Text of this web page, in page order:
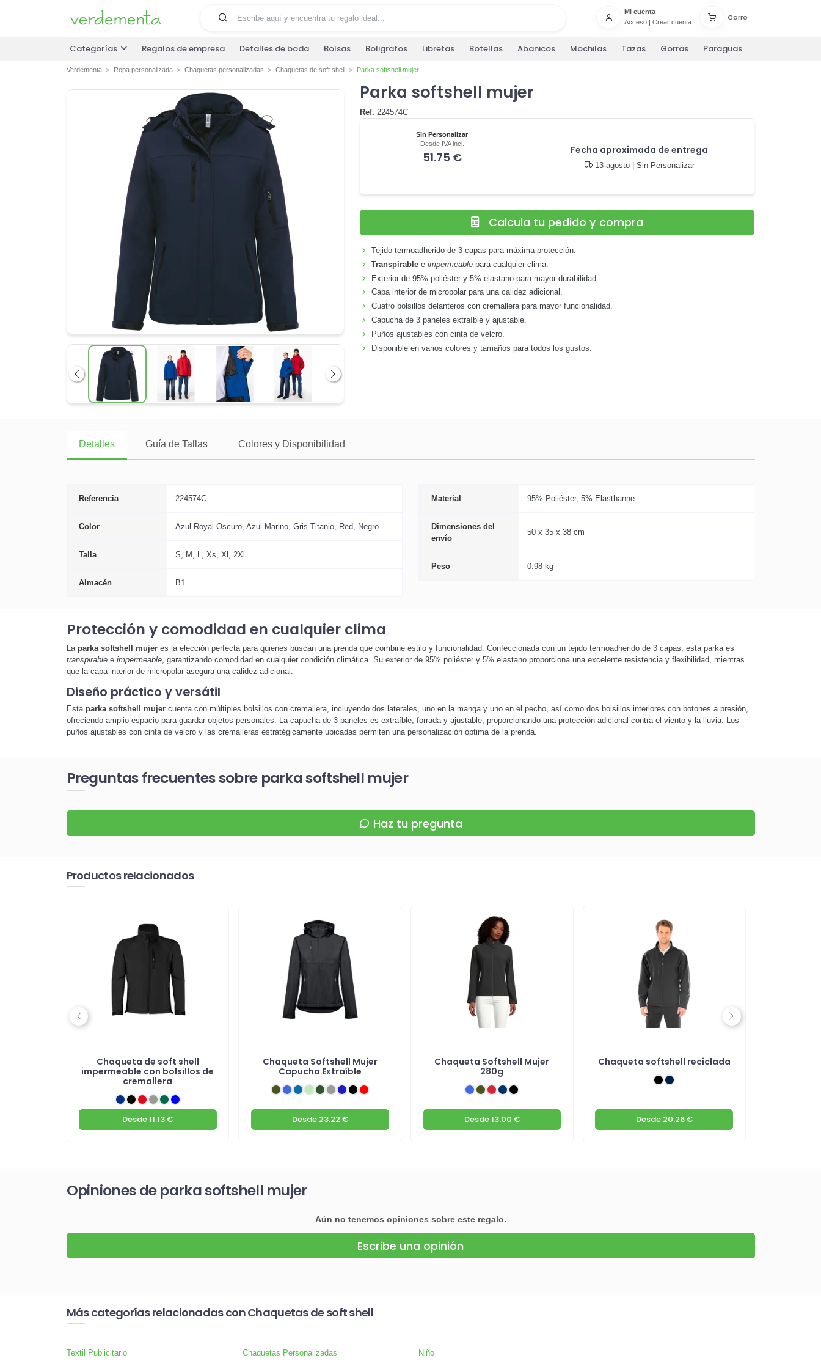
Mi cuenta
Acceso| Crear cuenta
Carro
Categorías Regalos de empresa Detalles de boda Bolsas Boligrafos Libretas Botellas Abanicos Mochilas Tazas Gorras Paraguas
Verdementa Ropa personalizada Chaquetas personalizadas Chaquetas de soft shell Parka softshell mujer
Anterior Siguiente
Parka softshell mujer
Ref. 224574C
Sin Personalizar
Desde IVA incl.
51.75 € Fecha aproximada de entrega
13 agosto| Sin Personalizar
Calcula tu pedido y compra
Tejido termoadherido de 3 capas para máxima protección.
Transpirable eimpermeable para cualquier clima.
Exterior de 95% poliéster y 5% elastano para mayor durabilidad.
Capa interior de micropolar para una calidez adicional.
Cuatro bolsillos delanteros con cremallera para mayor funcionalidad.
Capucha de 3 paneles extraíble y ajustable.
Puños ajustables con cinta de velcro.
Disponible en varios colores y tamaños para todos los gustos.
Detalles Guía de Tallas Colores y Disponibilidad
Referencia 224574C
Color Azul Royal Oscuro, Azul Marino, Gris Titanio, Red, Negro
Talla S, M, L, Xs, Xl, 2Xl
Almacén B1
Material 95% Poliéster, 5% Elasthanne
Dimensiones del
envío
50 x 35 x 38 cm
Peso 0.98 kg
Protección y comodidad en cualquier clima
La parka softshell mujeres la elección perfecta para quienes buscan una prenda que combine estilo y funcionalidad. Confeccionada con un tejido termoadherido de 3 capas, esta parka es
transpirablee impermeable, garantizando comodidad en cualquier condición climática. Su exterior de 95% poliéster y 5% elastano proporciona una excelente resistencia y flexibilidad, mientras
que la capa interior de micropolar asegura una calidez adicional.
Diseño práctico y versátil
Esta parka softshell mujercuenta con múltiples bolsillos con cremallera, incluyendo dos laterales, uno en la manga y uno en el pecho, así como dos bolsillos interiores con botones a presión,
ofreciendo amplio espacio para guardar objetos personales. La capucha de 3 paneles es extraíble, forrada y ajustable, proporcionando una protección adicional contra el viento y la lluvia. Los
puños ajustables con cinta de velcro y las cremalleras estratégicamente ubicadas permiten una personalización óptima de la prenda.
Preguntas frecuentes sobre parka softshell mujer
Haz tu pregunta
Productos relacionados
Chaqueta de soft shell
impermeable con bolsillos de
cremallera
Desde11.13 €
Chaqueta Softshell Mujer
Capucha Extraíble
Desde23.22 €
Chaqueta Softshell Mujer
280g
Desde13.00 €
Chaqueta softshell reciclada
Desde20.26 €
Previous Next
Opiniones de parka softshell mujer
Aún no tenemos opiniones sobre este regalo.
Escribe una opinión
Más categorías relacionadas con Chaquetas de soft shell
Textil Publicitario Chaquetas Personalizadas Niño